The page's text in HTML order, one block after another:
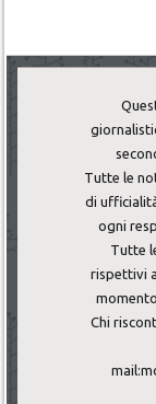
Tutte le
di
ogni
Tutte
rispettivi
Chi